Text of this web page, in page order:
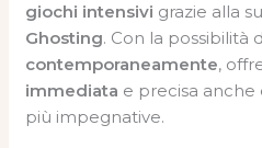
giochi intensivi grazie alla
Ghosting. Con la possibilità
contemporaneamente,
immediata e precisa
più impegnative.